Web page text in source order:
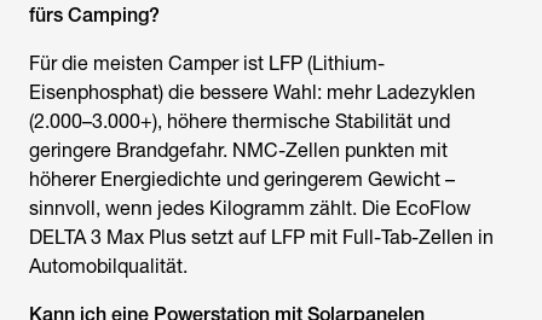
fürs Camping?
Für die meisten Camper ist LFP (Lithium-
Eisenphosphat) die bessere Wahl: mehr Ladezyklen
(2.000–3.000+), höhere thermische Stabilität und
geringere Brandgefahr. NMC-Zellen punkten mit
höherer Energiedichte und geringerem Gewicht –
sinnvoll, wenn jedes Kilogramm zählt. Die EcoFlow
DELTA 3 Max Plus setzt auf LFP mit Full-Tab-Zellen in
Automobilqualität.
Kann ich eine Powerstation mit Solarpanelen